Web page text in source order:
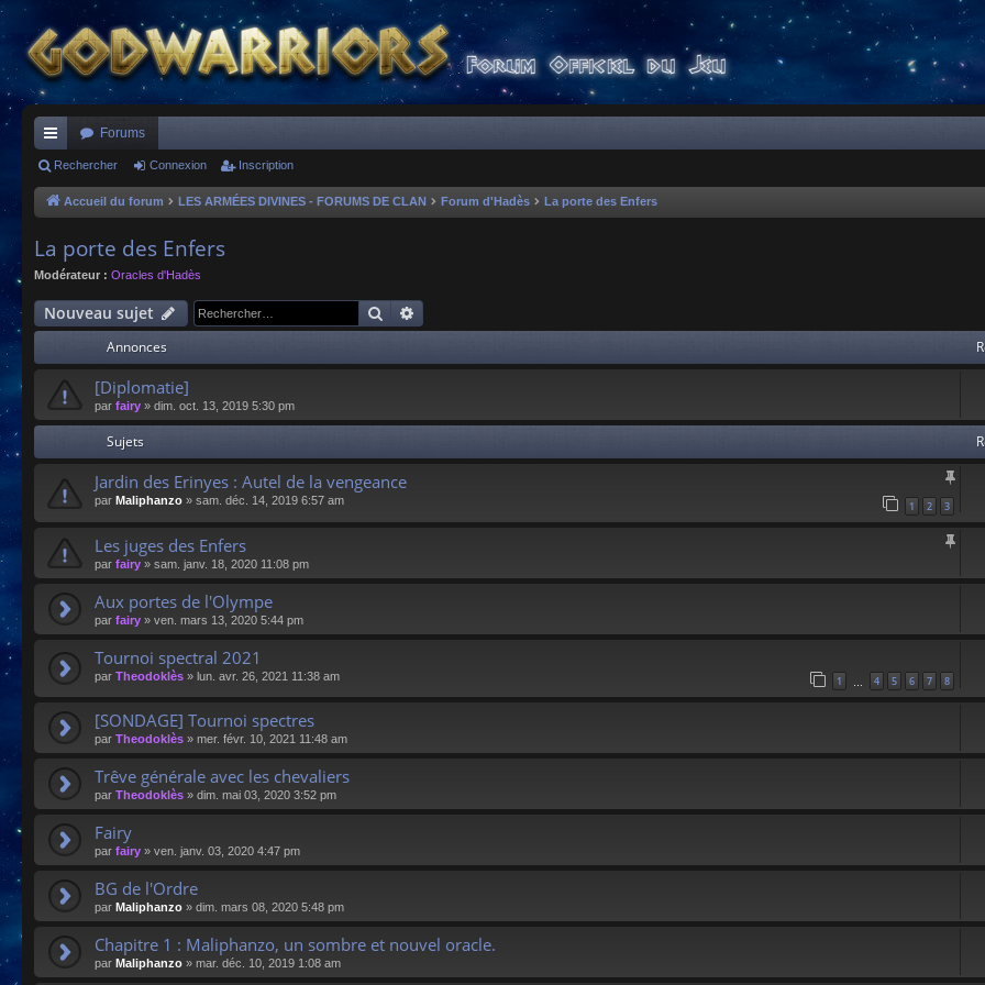
ac
co
s
Forums
Rechercher Connexion Inscription
Accueil du forum LES ARMÉES DIVINES - FORUMS DE CLAN Forum d'Hadès La porte des Enfers
La porte des Enfers
Modérateur : Oracles d'Hadès
Nouveau sujet Rechercher
Annonces
[Diplomatie]
par fairy » dim. oct. 13, 2019 5:30 pm
Sujets
Jardin des Erinyes : Autel de la vengeance
par Maliphanzo » sam. déc. 14, 2019 6:57 am 1 2 3
Les juges des Enfers
par fairy » sam. janv. 18, 2020 11:08 pm
Aux portes de l'Olympe
par fairy » ven. mars 13, 2020 5:44 pm
Tournoi spectral 2021
par Theodoklès » lun. avr. 26, 2021 11:38 am 1 4 5 6 7 8
[SONDAGE] Tournoi spectres
par Theodoklès » mer. févr. 10, 2021 11:48 am
Trêve générale avec les chevaliers
par Theodoklès » dim. mai 03, 2020 3:52 pm
Fairy
par fairy » ven. janv. 03, 2020 4:47 pm
BG de l'Ordre
par Maliphanzo » dim. mars 08, 2020 5:48 pm
Chapitre 1 : Maliphanzo, un sombre et nouvel oracle.
par Maliphanzo » mar. déc. 10, 2019 1:08 am